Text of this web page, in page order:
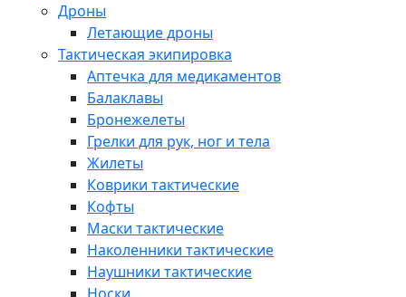
Дроны
Летающие дроны
Тактическая экипировка
Аптечка для медикаментов
Балаклавы
Бронежелеты
Грелки для рук, ног и тела
Жилеты
Коврики тактические
Кофты
Маски тактические
Наколенники тактические
Наушники тактические